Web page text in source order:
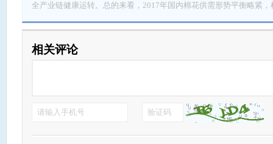
全产业链健康运转。总的来看，2017年国内棉花供需形势平衡略
花产量482万吨，年度消费量为789万吨，年度产需缺口明显。但由
充裕。从年度走势看，由于2016年棉花质量普遍优于上年，棉花销
我国累计进口棉花63.67万吨，同比增32.4%，其中美国、印度、乌
进口总量的56.5%、13.6%、9.7%、8.0%。 从需求侧来看，棉花
相关评论